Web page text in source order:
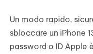
Un modo rapido,
sbloccare un iPhone
password o ID Apple